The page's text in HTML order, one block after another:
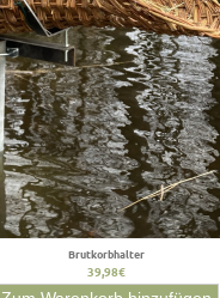
Brutkorbhalter
39,98€